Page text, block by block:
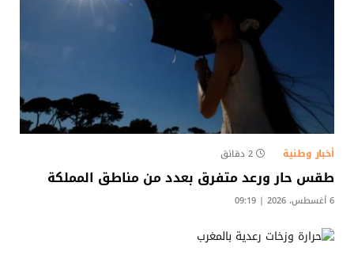
أخبار وطنية 2 دقائق
طقس حار ورعد متفرق بعدد من مناطق المملكة
6 أغسطس، 2026 | 09:19